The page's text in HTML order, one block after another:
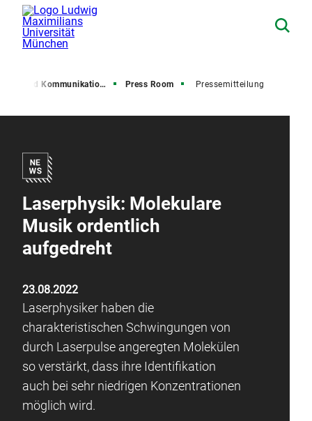
und Kommunikation (PuK) Press Room Pressemitteilung
Laserphysik: Molekulare
Musik ordentlich
aufgedreht
23.08.2022
Laserphysiker haben die
charakteristischen Schwingungen von
durch Laserpulse angeregten Molekülen
so verstärkt, dass ihre Identifikation
auch bei sehr niedrigen Konzentrationen
möglich wird.